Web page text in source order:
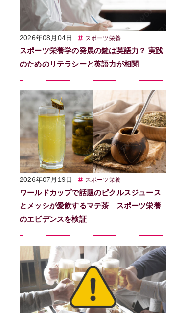
2026年08月04日 スポーツ栄養
スポーツ栄養学の発展の鍵は英語力？ 実践
のためのリテラシーと英語力が相関
2026年07月19日 スポーツ栄養
ワールドカップで話題のピクルスジュース
とメッシが愛飲するマテ茶 スポーツ栄養
のエビデンスを検証